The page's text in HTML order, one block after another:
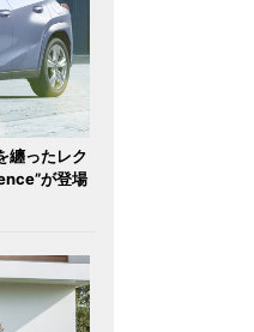
纏ったレク
が登場